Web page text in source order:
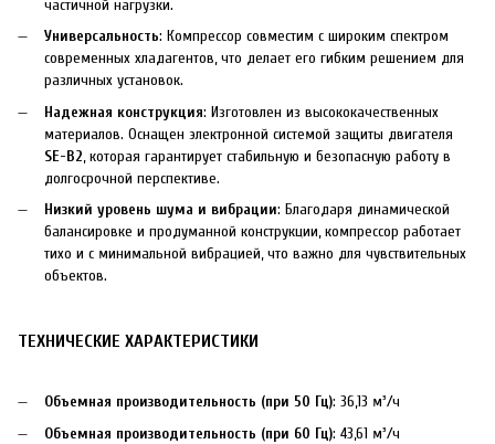
частичной нагрузки.
Универсальность: Компрессор совместим с широким спектром
современных хладагентов, что делает его гибким решением для
различных установок.
Надежная конструкция: Изготовлен из высококачественных
материалов. Оснащен электронной системой защиты двигателя
SE-B2, которая гарантирует стабильную и безопасную работу в
долгосрочной перспективе.
Низкий уровень шума и вибрации: Благодаря динамической
балансировке и продуманной конструкции, компрессор работает
тихо и с минимальной вибрацией, что важно для чувствительных
объектов.
ТЕХНИЧЕСКИЕ ХАРАКТЕРИСТИКИ
Объемная производительность (при 50 Гц): 36,13 м³/ч
Объемная производительность (при 60 Гц): 43,61 м³/ч